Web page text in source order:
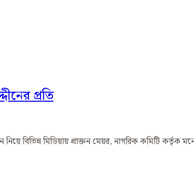
প্রতি
নিয়ে বিভিন্ন মিডিয়ায় প্রাক্তন মেয়র, নাগরিক কমিটি